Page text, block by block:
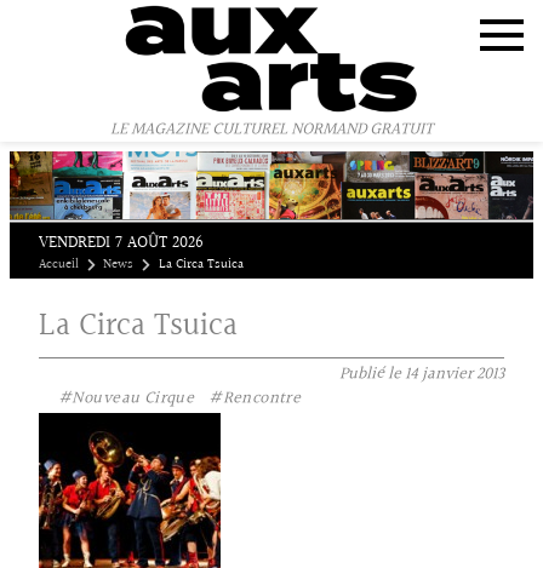
LE MAGAZINE CULTUREL NORMAND GRATUIT
VENDREDI 7 AOÛT 2026
Accueil News La Circa Tsuica
La Circa Tsuica
Publié le14 janvier 2013
#Nouveau Cirque
#Rencontre
Panneau de gestion des cookies